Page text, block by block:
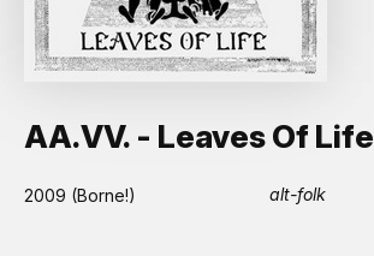
AA.VV. - Leaves Of Life
2009 (Borne!) alt-folk